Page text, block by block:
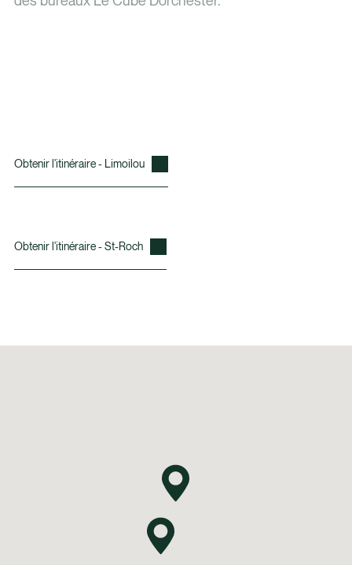
Obtenir l'itinéraire - Limoilou
Obtenir l'itinéraire - St-Roch